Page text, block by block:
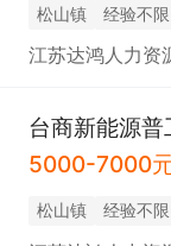
松山镇 经验不限
江苏达鸿人力资
台商新能源普
5000-7000
松山镇 经验不限